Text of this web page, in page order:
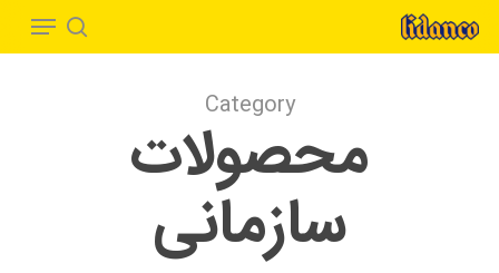
search
Menu
Category
محصولات
سازمانی